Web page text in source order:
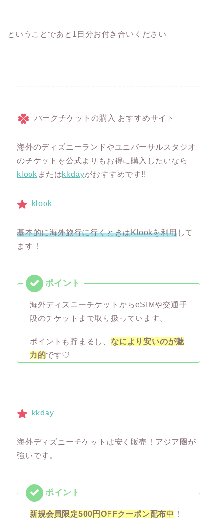
ということであと1日分お付き合いください
パークチケットの購入 おすすめサイト
海外のディズニーランドやユニバーサルスタジオ
のチケットを公式よりもお得に購入したいなら
klook またはkkdayがおすすめです!!
klook
基本的に海外旅行に行くときはKlookを利用して
ます！
海外ディズニーチケットからeSIMや交通手
段のチケットまで取り扱っています。
ポイントも貯まるし、 なにより安いのが魅
力的です♡
kkday
海外ディズニーチケットは安く販売！アジア圏が
強いです。
新規会員限定500円OFFクーポン配布中 ！